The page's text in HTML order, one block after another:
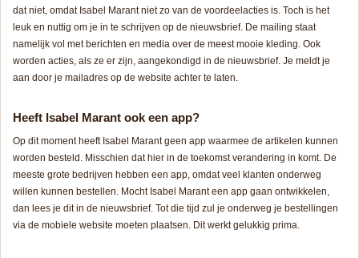
dat niet, omdat Isabel Marant niet zo van de voordeelacties is. Toch is het
leuk en nuttig om je in te schrijven op de nieuwsbrief. De mailing staat
namelijk vol met berichten en media over de meest mooie kleding. Ook
worden acties, als ze er zijn, aangekondigd in de nieuwsbrief. Je meldt je
aan door je mailadres op de website achter te laten.
Heeft Isabel Marant ook een app?
Op dit moment heeft Isabel Marant geen app waarmee de artikelen kunnen
worden besteld. Misschien dat hier in de toekomst verandering in komt. De
meeste grote bedrijven hebben een app, omdat veel klanten onderweg
willen kunnen bestellen. Mocht Isabel Marant een app gaan ontwikkelen,
dan lees je dit in de nieuwsbrief. Tot die tijd zul je onderweg je bestellingen
via de mobiele website moeten plaatsen. Dit werkt gelukkig prima.